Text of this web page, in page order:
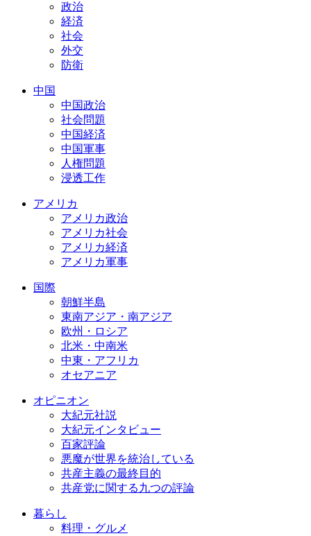
政治
経済
社会
外交
防衛
中国
中国政治
社会問題
中国経済
中国軍事
人権問題
浸透工作
アメリカ
アメリカ政治
アメリカ社会
アメリカ経済
アメリカ軍事
国際
朝鮮半島
東南アジア・南アジア
欧州・ロシア
北米・中南米
中東・アフリカ
オセアニア
オピニオン
大紀元社説
大紀元インタビュー
百家評論
悪魔が世界を統治している
共産主義の最終目的
共産党に関する九つの評論
暮らし
料理・グルメ